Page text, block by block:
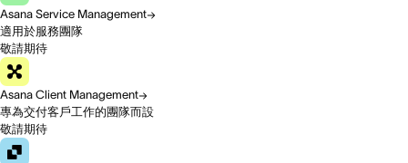
Asana Service Management
適用於服務團隊
敬請期待
Asana Client Management
專為交付客戶工作的團隊而設
敬請期待